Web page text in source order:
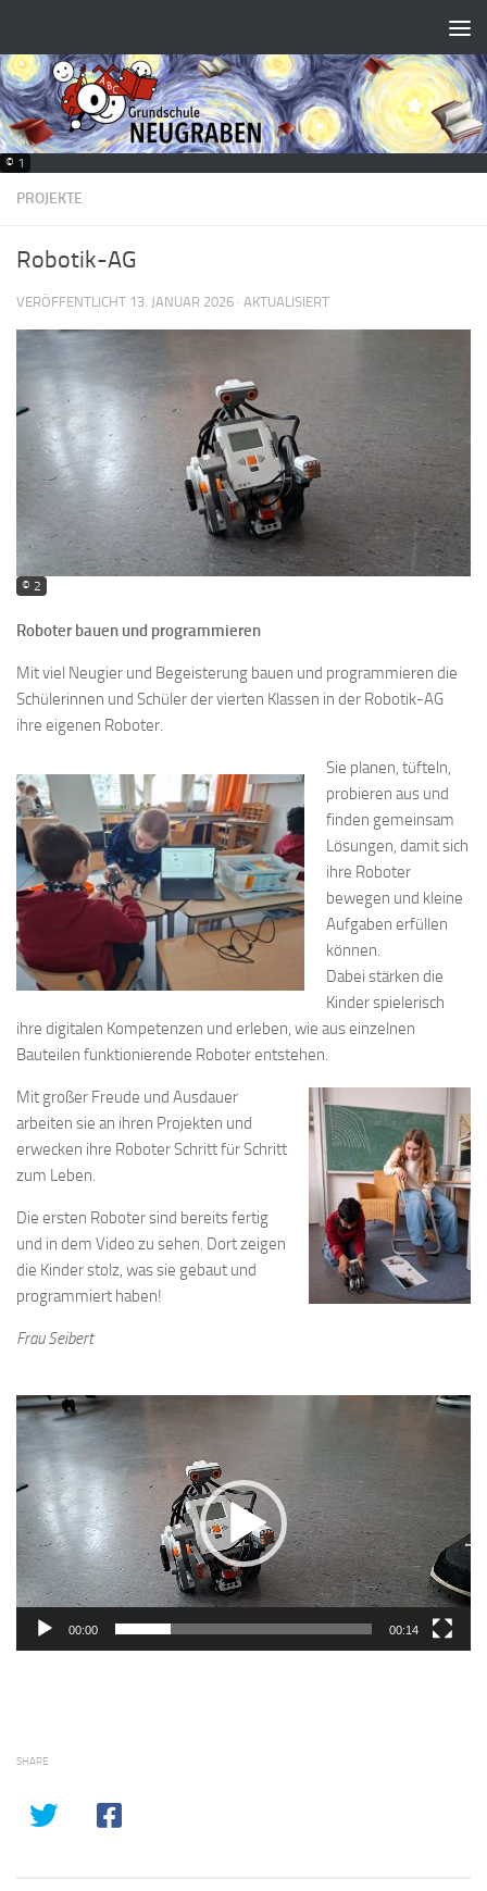
© 1
PROJEKTE
Robotik-AG
VERÖFFENTLICHT 13. JANUAR 2026 · AKTUALISIERT
© 2
Roboter bauen und programmieren
Mit viel Neugier und Begeisterung bauen und programmieren die
Schülerinnen und Schüler der vierten Klassen in der Robotik-AG
ihre eigenen Roboter.
Sie planen, tüfteln,
probieren aus und
finden gemeinsam
Lösungen, damit sich
ihre Roboter
bewegen und kleine
Aufgaben erfüllen
können.
Dabei stärken die
Kinder spielerisch
ihre digitalen Kompetenzen und erleben, wie aus einzelnen
Bauteilen funktionierende Roboter entstehen.
Mit großer Freude und Ausdauer
arbeiten sie an ihren Projekten und
erwecken ihre Roboter Schritt für Schritt
zum Leben.
Die ersten Roboter sind bereits fertig
und in dem Video zu sehen. Dort zeigen
die Kinder stolz, was sie gebaut und
programmiert haben!
Frau Seibert
Video-
Player
00:00 00:14
SHARE